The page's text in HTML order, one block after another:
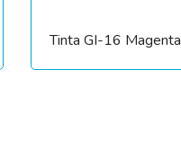
Tinta GI-16 Magenta